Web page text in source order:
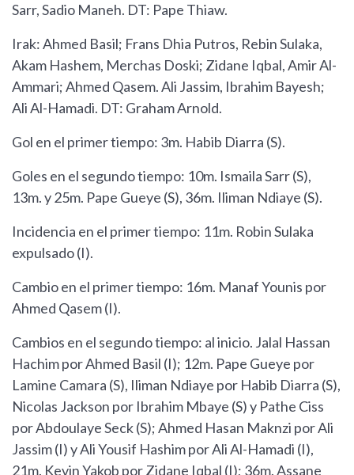
Sarr, Sadio Maneh. DT: Pape Thiaw.
Irak: Ahmed Basil; Frans Dhia Putros, Rebin Sulaka,
Akam Hashem, Merchas Doski; Zidane Iqbal, Amir Al-
Ammari; Ahmed Qasem. Ali Jassim, Ibrahim Bayesh;
Ali Al-Hamadi. DT: Graham Arnold.
Gol en el primer tiempo: 3m. Habib Diarra (S).
Goles en el segundo tiempo: 10m. Ismaila Sarr (S),
13m. y 25m. Pape Gueye (S), 36m. Iliman Ndiaye (S).
Incidencia en el primer tiempo: 11m. Robin Sulaka
expulsado (I).
Cambio en el primer tiempo: 16m. Manaf Younis por
Ahmed Qasem (I).
Cambios en el segundo tiempo: al inicio. Jalal Hassan
Hachim por Ahmed Basil (I); 12m. Pape Gueye por
Lamine Camara (S), Iliman Ndiaye por Habib Diarra (S),
Nicolas Jackson por Ibrahim Mbaye (S) y Pathe Ciss
por Abdoulaye Seck (S); Ahmed Hasan Maknzi por Ali
Jassim (I) y Ali Yousif Hashim por Ali Al-Hamadi (I),
21m. Kevin Yakob por Zidane Iqbal (I); 36m. Assane